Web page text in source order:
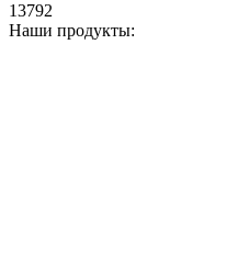
13792
Наши продукты: